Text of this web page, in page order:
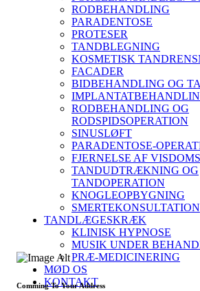
RODBEHANDLING
PARADENTOSE
PROTESER
TANDBLEGNING
KOSMETISK
FACADER
BIDBEHANDLING OG
RODBEHANDLING OG
RODSPIDSOPERATION
SINUSLØFT
PARADENTOSE-
FJERNELSE AF
TANDUDTRÆKNING OG
TANDOPERATION
KNOGLEOPBYGNING
SMERTEKONSULTATION
TANDLÆGESKRÆK
KLINISK HYPNOSE
MUSIK UNDER
PRÆ-MEDICINERING
MØD OS
KONTAKT
Comming To Your Address